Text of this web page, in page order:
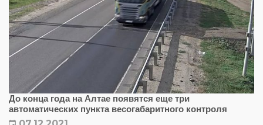
До конца года на Алтае появятся еще три
автоматических пункта весогабаритного контроля